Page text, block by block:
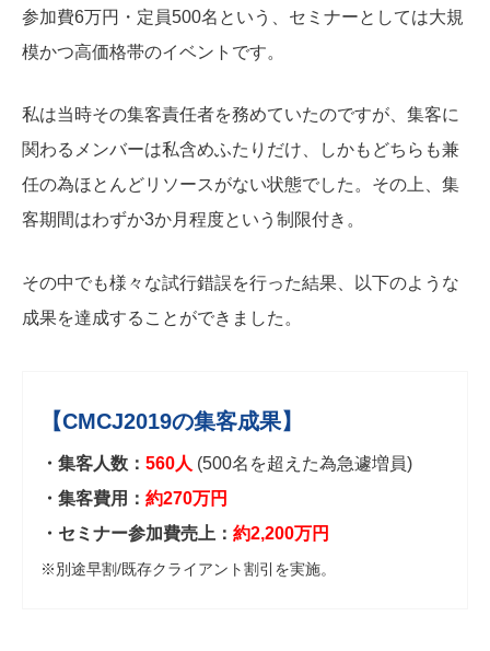
参加費6万円・定員500名という、セミナーとしては大規
模かつ高価格帯のイベントです。
私は当時その集客責任者を務めていたのですが、集客に
関わるメンバーは私含めふたりだけ、しかもどちらも兼
任の為ほとんどリソースがない状態でした。その上、集
客期間はわずか3か月程度という制限付き。
その中でも様々な試行錯誤を行った結果、以下のような
成果を達成することができました。
【CMCJ2019の集客成果】
・集客人数： 560人 (500名を超えた為急遽増員)
・集客費用： 約270万円
・セミナー参加費売上： 約2,200万円
※別途早割/既存クライアント割引を実施。